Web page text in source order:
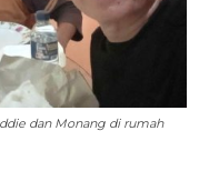
dan Monang di rumah